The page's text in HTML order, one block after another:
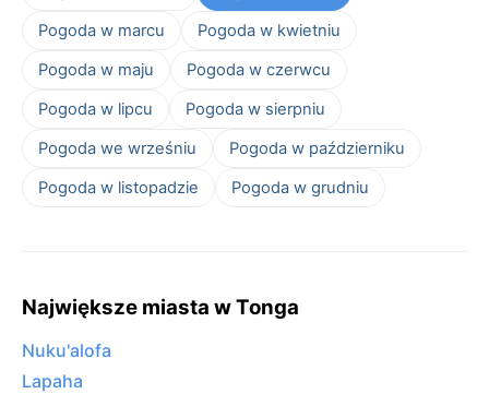
Pogoda w marcu
Pogoda w kwietniu
Pogoda w maju
Pogoda w czerwcu
Pogoda w lipcu
Pogoda w sierpniu
Pogoda we wrześniu
Pogoda w październiku
Pogoda w listopadzie
Pogoda w grudniu
Największe miasta w Tonga
Nuku'alofa
Lapaha